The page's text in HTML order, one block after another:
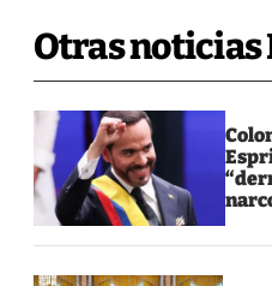
Otras noticias